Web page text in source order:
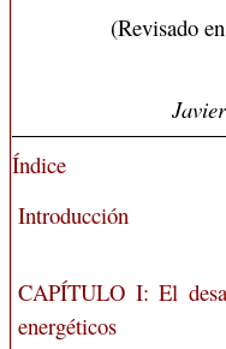
(Revisado
Índice
Introducción
CAPÍTULO I: El
energéticos